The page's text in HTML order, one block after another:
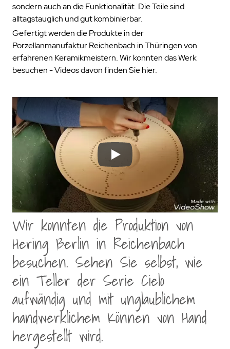
sondern auch an die Funktionalität. Die Teile sind
alltagstauglich und gut kombinierbar.
Gefertigt werden die Produkte in der
Porzellanmanufaktur Reichenbach in Thüringen von
erfahrenen Keramikmeistern. Wir konnten das Werk
besuchen - Videos davon finden Sie hier.
Play
Wir konnten die Produktion von
Hering Berlin in Reichenbach
besuchen. Sehen Sie selbst, wie
ein Teller der Serie Cielo
aufwändig und mit unglaublichem
handwerklichem Können von Hand
hergestellt wird.